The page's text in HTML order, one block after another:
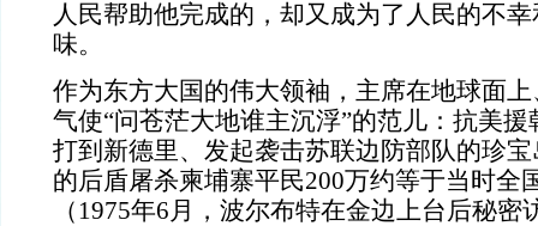
人民帮助他完成的，却又成为了人民的不
味。
作为东方大国的伟大领袖，主席在地球面
气使“问苍茫大地谁主沉浮”的范儿：抗美
打到新德里、发起袭击苏联边防部队的珍
的后盾屠杀柬埔寨平民200万约等于当时全
（ 1975年6 月，波尔布特在金边上台后秘密